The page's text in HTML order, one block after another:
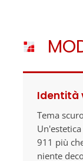
Identità
Tema
911 più
niente